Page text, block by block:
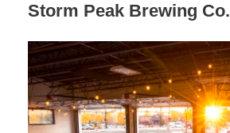
Storm Peak Brewing Co.